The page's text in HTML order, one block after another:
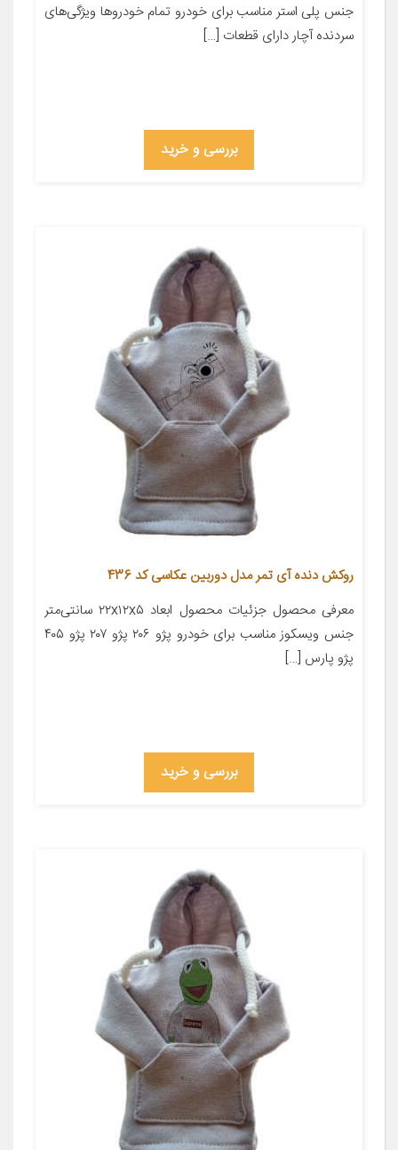
جنس پلی استر مناسب برای خودرو تمام خودروها ویژگی‌های
سردنده آچار دارای قطعات […]
بررسی و خرید
روکش دنده آی تمر مدل دوربین عکاسی کد 436
معرفی محصول جزئیات محصول ابعاد ۲۲x۱۲x۵ سانتی‌متر
جنس ویسکوز مناسب برای خودرو پژو ۲۰۶ پژو ۲۰۷ پژو ۴۰۵
پژو پارس […]
بررسی و خرید